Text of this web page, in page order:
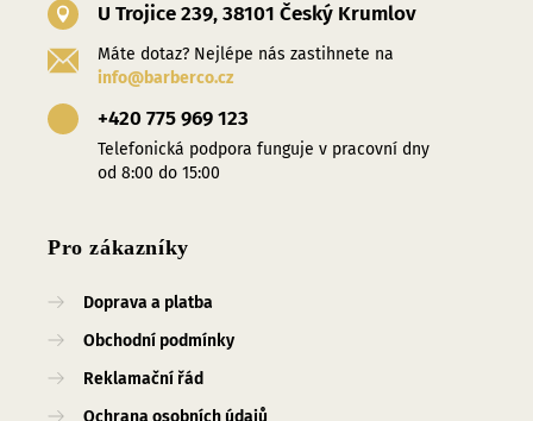
U Trojice 239, 38101 Český Krumlov
Máte dotaz? Nejlépe nás zastihnete na
info@barberco.cz
+420 775 969 123
Telefonická podpora funguje v pracovní dny
od 8:00 do 15:00
Pro zákazníky
Doprava a platba
Obchodní podmínky
Reklamační řád